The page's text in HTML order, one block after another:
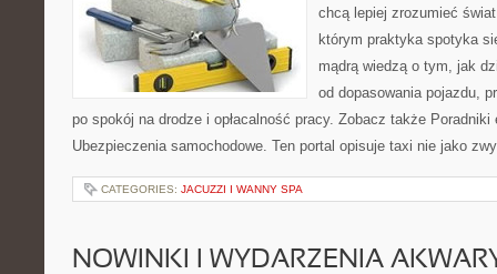
chcą lepiej zrozumieć
którym praktyka spotyka
mądrą wiedzą o tym, jak
od dopasowania pojazdu,
po spokój na drodze i opłacalność pracy. Zobacz także
Ubezpieczenia samochodowe. Ten portal opisuje taxi nie jako
CATEGORIES: JACUZZI I WANNY SPA
NOWINKI I WYDARZENIA